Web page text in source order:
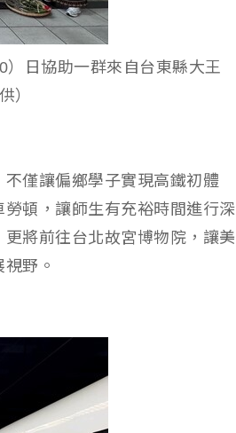
）日協助一群來自台東縣大王
）
僅讓偏鄉學子實現高鐵初體
頓，讓師生有充裕時間進行深
將前往台北故宮博物院，讓美
野。